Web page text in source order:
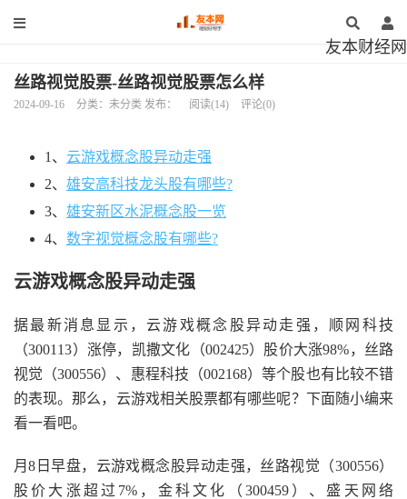
友本财经网
丝路视觉股票-丝路视觉股票怎么样
2024-09-16 分类：未分类 发布： 阅读(14) 评论(0)
1、 云游戏概念股异动走强
2、 雄安高科技龙头股有哪些?
3、 雄安新区水泥概念股一览
4、 数字视觉概念股有哪些?
云游戏概念股异动走强
据最新消息显示，云游戏概念股异动走强，顺网科技
（300113）涨停，凯撒文化（002425）股价大涨98%，丝路
视觉（300556）、惠程科技（002168）等个股也有比较不错
的表现。那么，云游戏相关股票都有哪些呢？下面随小编来
看一看吧。
月8日早盘，云游戏概念股异动走强，丝路视觉（300556）
股价大涨超过7%，金科文化（300459）、盛天网络